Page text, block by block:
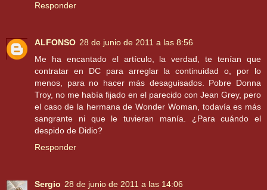
Responder
ALFONSO 28 de junio de 2011 a las 8:56
Me ha encantado el artículo, la verdad, te tenían que
contratar en DC para arreglar la continuidad o, por lo
menos, para no hacer más desaguisados. Pobre Donna
Troy, no me había fijado en el parecido con Jean Grey, pero
el caso de la hermana de Wonder Woman, todavía es más
sangrante ni que le tuvieran manía. ¿Para cuándo el
despido de Didio?
Responder
Sergio 28 de junio de 2011 a las 14:06